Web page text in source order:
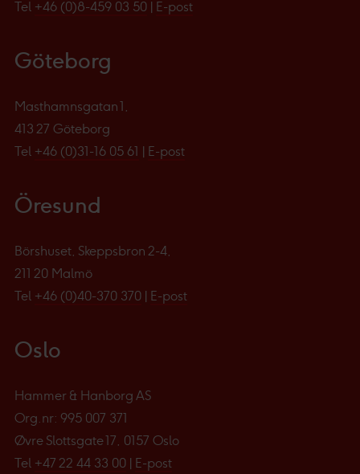
Tel +46 (0)8-459 03 50 | E-post
Göteborg
Masthamnsgatan 1,
413 27 Göteborg
Tel +46 (0)31-16 05 61 | E-post
Öresund
Börshuset, Skeppsbron 2-4,
211 20 Malmö
Tel +46 (0)40-370 370 | E-post
Oslo
Hammer & Hanborg AS
Org.nr: 995 007 371
Øvre Slottsgate 17, 0157 Oslo
Tel +47 22 44 33 00 | E-post